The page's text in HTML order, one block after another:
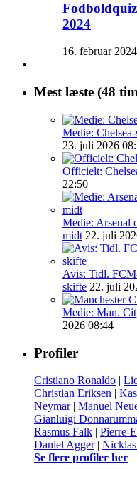
2024
16. februar 2024
Mest læste (48
Medie:
23. juli 2026
Officielt:
22:50
Medie: Arsenal
midt 22. juli
Avis: Tidl.
skifte 22. juli
Medie: Man.
2026 08:44
Profiler
Cristiano Ronaldo |
Christian Eriksen |
Neymar| Manuel
Gianluigi
Rasmus Falk | Pierre-
Daniel Agger|
Se flere profiler her